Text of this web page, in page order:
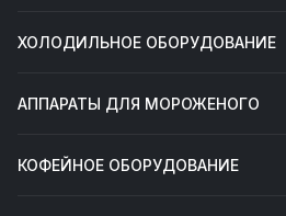
ХОЛОДИЛЬНОЕ ОБОРУДОВАНИЕ
АППАРАТЫ ДЛЯ МОРОЖЕНОГО
КОФЕЙНОЕ ОБОРУДОВАНИЕ